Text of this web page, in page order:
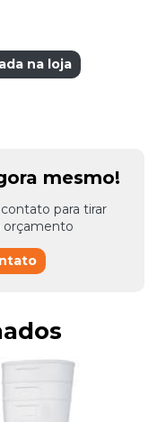
na loja
mesmo!
para tirar
orçamento